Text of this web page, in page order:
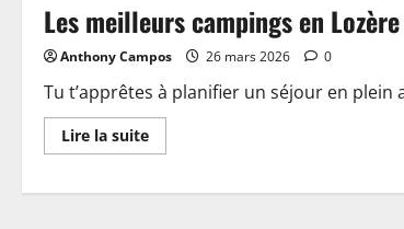
:
plongez
les
du
camping
de
Sablé-
sur-
Les meilleurs campings en
Anthony Campos 26 mars 2026 0
Tu t’apprêtes à planifier un séjour en
Lire la suiteEn
savoir
Les